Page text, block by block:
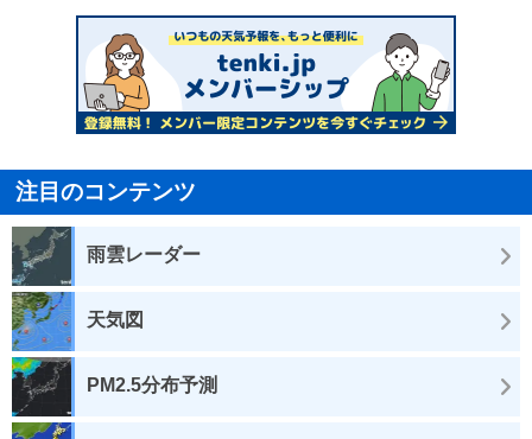
注目のコンテンツ
雨雲レーダー
天気図
PM2.5分布予測